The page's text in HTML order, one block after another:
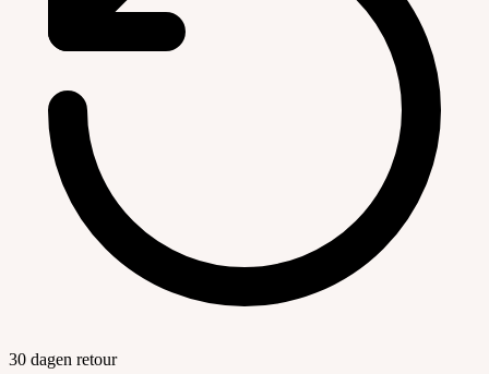
30 dagen retour